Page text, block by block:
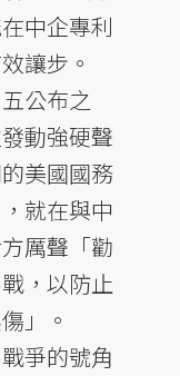
中企專利
讓步。
公布之
動強硬聲
美國國務
就在與中
厲聲「勸
，以防止
」。
爭的號角